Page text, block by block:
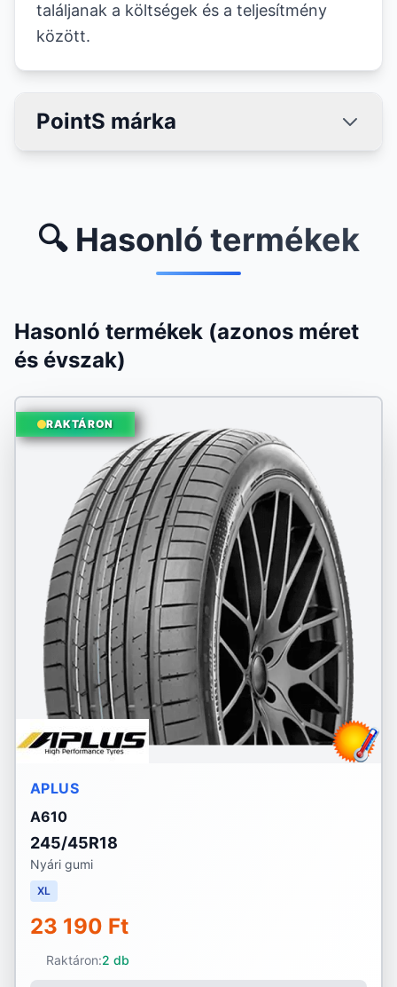
találjanak a költségek és a teljesítmény
között.
PointS márka
🔍 Hasonló termékek
Hasonló termékek (azonos méret
és évszak)
RAKTÁRON
APLUS
A610
245/45R18
Nyári gumi
XL
23 190 Ft
Raktáron:2 db